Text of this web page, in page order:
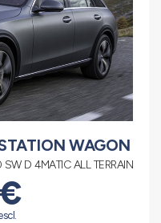
WAGON
D 4MATIC ALL TERRAIN